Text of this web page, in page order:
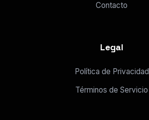
Contacto
Legal
Política de Privacidad
Términos de Servicio